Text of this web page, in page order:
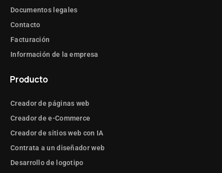
Documentos legales
Contacto
Facturación
Información de la empresa
Producto
Creador de páginas web
Creador de e-Commerce
Creador de sitios web con IA
Contrata a un diseñador web
Desarrollo de logotipo